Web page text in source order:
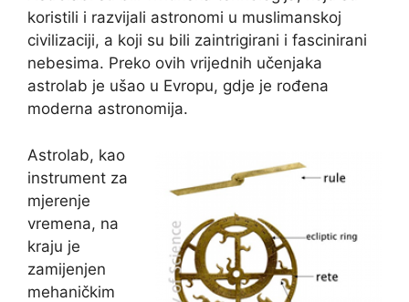
koristili i razvijali astronomi u muslimanskoj
civilizaciji, a koji su bili zaintrigirani i fascinirani
nebesima. Preko ovih vrijednih učenjaka
astrolab je ušao u Evropu, gdje je rođena
moderna astronomija.
Astrolab, kao
instrument za
mjerenje
vremena, na
kraju je
zamijenjen
mehaničkim